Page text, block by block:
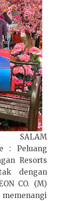
SALAM
: Peluang
Resorts
dengan
CO. (M)